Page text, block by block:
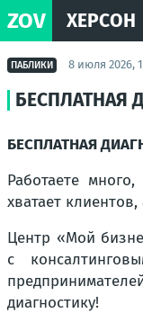
ZOV ХЕРСОН
ПАБЛИКИ 8 июля 2026,
БЕСПЛАТНАЯ
БЕСПЛАТНАЯ
Работаете
хватает
Центр «Мой
с
диагностику!